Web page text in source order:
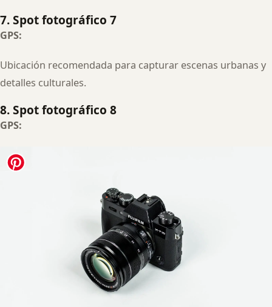
7. Spot fotográfico 7
GPS:
Ubicación recomendada para capturar escenas urbanas y
detalles culturales.
8. Spot fotográfico 8
GPS: